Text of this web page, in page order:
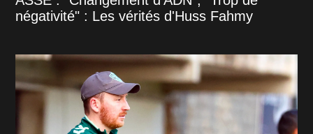
négativité" : Les vérités d'Huss Fahmy